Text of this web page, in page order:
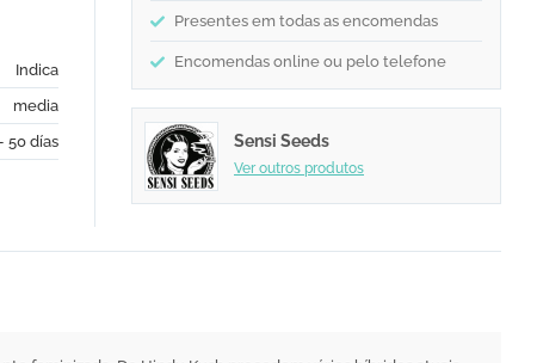
Indica
media
50 días
Presentes em todas as encomendas
Encomendas online ou pelo telefone
Sensi Seeds
Ver outros produtos